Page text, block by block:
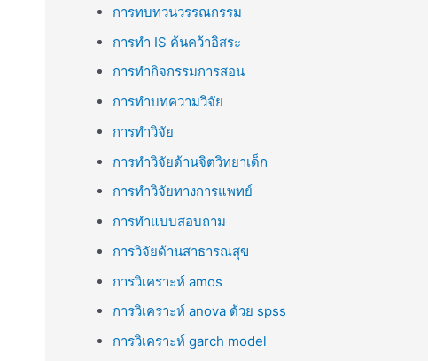
การทบทวนวรรณกรรม
การทำ IS ค้นคว้าอิสระ
การทำกิจกรรมการสอน
การทำบทความวิจัย
การทำวิจัย
การทำวิจัยด้านจิตวิทยาเด็ก
การทำวิจัยทางการแพทย์
การทำแบบสอบถาม
การวิจัยด้านสาธารณสุข
การวิเคราะห์ amos
การวิเคราะห์ anova ด้วย spss
การวิเคราะห์ garch model